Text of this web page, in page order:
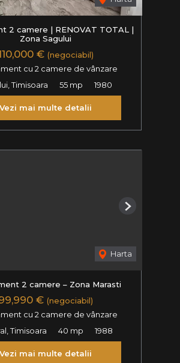
2 camere | RENOVAT TOTAL |
Zona Sagului
€ (negociabil)
cu 2 camere de vânzare
Timisoara
55 mp 1980
Vezi mai multe detalii
Harta
Next
2 camere – Zona Marasti
€ (negociabil)
cu 2 camere de vânzare
Timisoara
40 mp 1988
Vezi mai multe detalii